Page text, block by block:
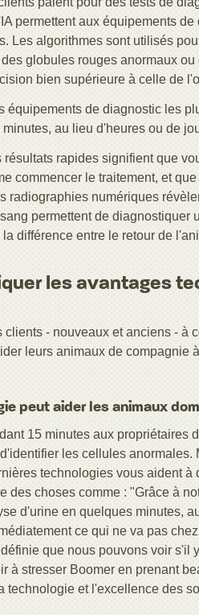
permettent aux équipements
Les algorithmes sont utilisés
globules rouges anormaux
bien supérieure à celle de
équipements de diagnostic les
au lieu d'heures ou de
résultats rapides signifient que
commencer le traitement, et
radiographies numériques
permettent de diagnostiquer
différence entre le retour de
les avantages
- nouveaux et anciens - à
leurs animaux de compagnie
peut aider les animaux
15 minutes aux propriétaires
les cellules anormales.
technologies vous aident à
des choses comme : "Grâce à
d'urine en quelques minutes,
ce qui ne va pas
que nous pouvons voir s'il
à stresser Boomer en prenant
technologie et l'excellence des